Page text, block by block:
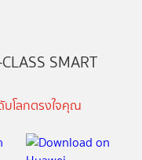
SMART
บโลกตรงใจคุณ